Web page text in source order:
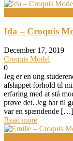
Ida – Croquis
December 17, 2019
Croquis Model
0
Jeg er en ung
afslappet forhold til
erfaring med at stå
prøve det. Jeg har til
var en spændende […]
Read more